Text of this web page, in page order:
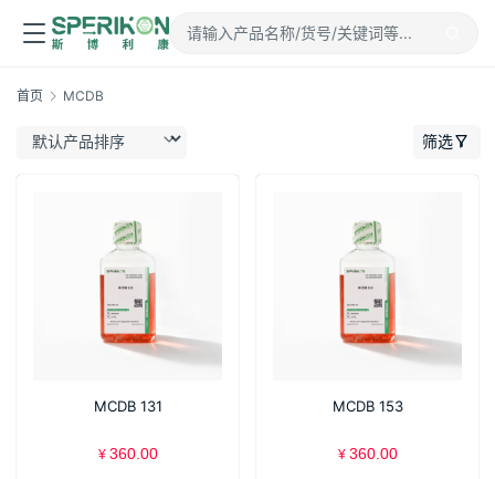
首页 MCDB
筛选
MCDB 131
¥ 360.00
MCDB 153
¥ 360.00